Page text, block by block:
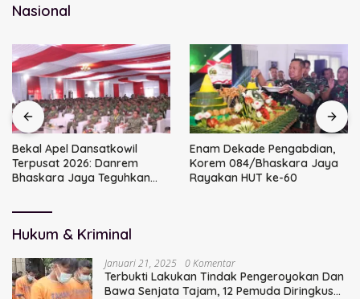
Nasional
Bekal Apel Dansatkowil
Terpusat 2026: Danrem
Bhaskara Jaya Teguhkan
Enam Dekade Pengabdian,
Korem 084/Bhaskara Jaya
Rayakan HUT ke-60
Hukum & Kriminal
Januari 21, 2025 0 Komentar
Terbukti Lakukan Tindak Pengeroyokan Dan
Bawa Senjata Tajam, 12 Pemuda Diringkus